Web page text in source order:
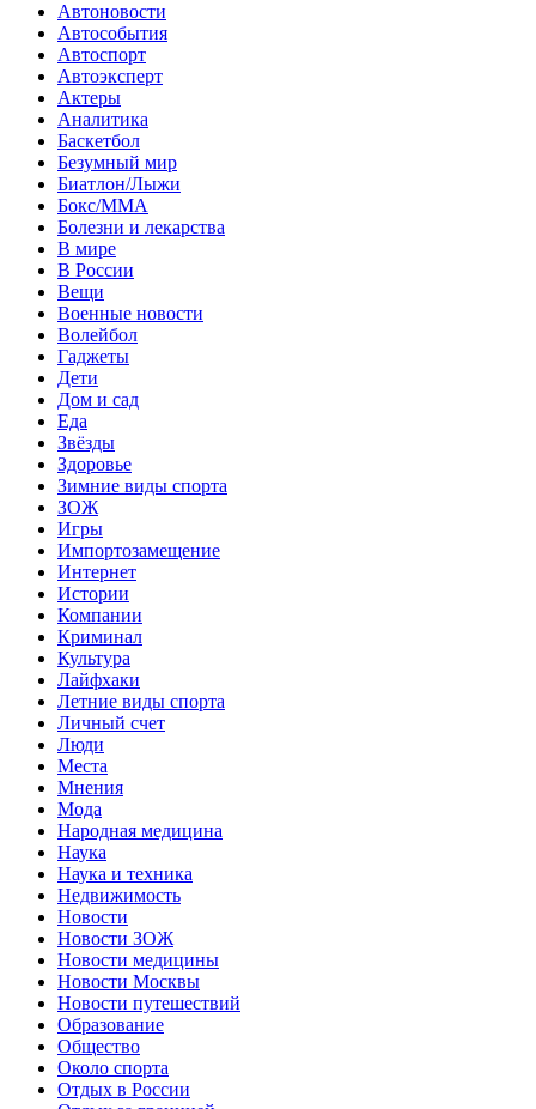
Автоновости
Автособытия
Автоспорт
Автоэксперт
Актеры
Аналитика
Баскетбол
Безумный мир
Биатлон/Лыжи
Бокс/MMA
Болезни и лекарства
В мире
В России
Вещи
Военные новости
Волейбол
Гаджеты
Дети
Дом и сад
Еда
Звёзды
Здоровье
Зимние виды спорта
ЗОЖ
Игры
Импортозамещение
Интернет
Истории
Компании
Криминал
Культура
Лайфхаки
Летние виды спорта
Личный счет
Люди
Места
Мнения
Мода
Народная медицина
Наука
Наука и техника
Недвижимость
Новости
Новости ЗОЖ
Новости медицины
Новости Москвы
Новости путешествий
Образование
Общество
Около спорта
Отдых в России